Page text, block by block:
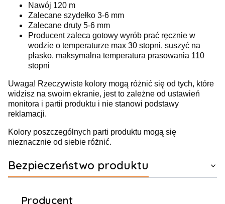
Nawój 120 m
Zalecane szydełko 3-6 mm
Zalecane druty 5-6 mm
Producent zaleca gotowy wyrób prać ręcznie w
wodzie o temperaturze max 30 stopni, suszyć na
płasko, maksymalna temperatura prasowania 110
stopni
Uwaga! Rzeczywiste kolory mogą różnić się od tych, które
widzisz na swoim ekranie, jest to zależne od ustawień
monitora i partii produktu i nie stanowi podstawy
reklamacji.
Kolory poszczególnych parti produktu mogą się
nieznacznie od siebie różnić.
Bezpieczeństwo produktu
Producent